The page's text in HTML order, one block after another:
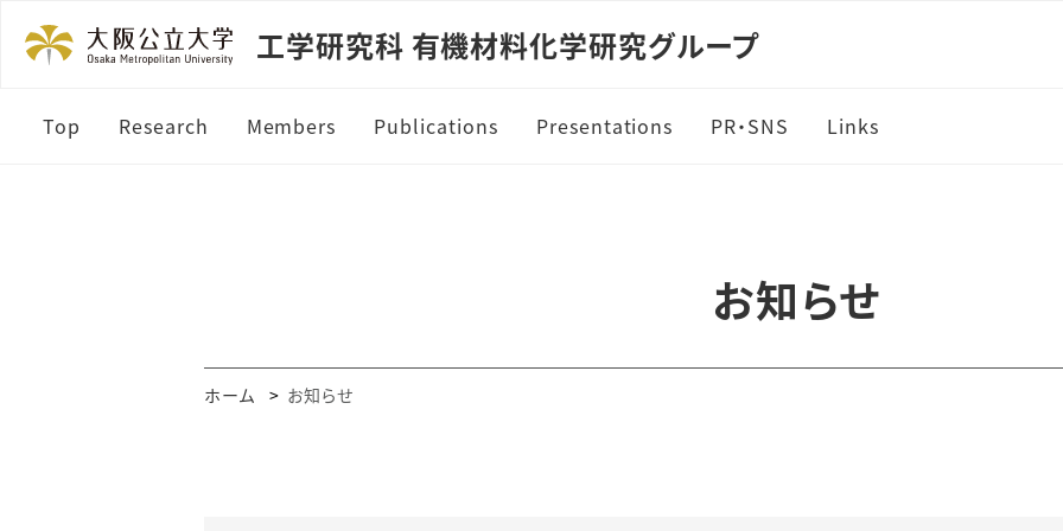
工学研究科 有機材料化学研究グループ
Top Research Members Publications Presentations PR・SNS Links
お知らせ
ホーム お知らせ